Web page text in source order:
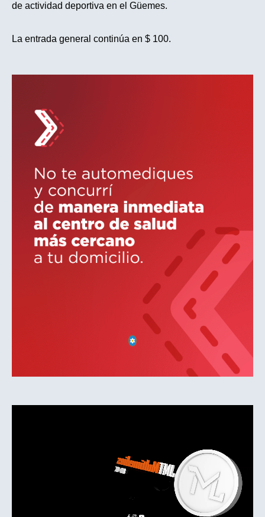
de actividad deportiva en el Güemes.
La entrada general continúa en $ 100.